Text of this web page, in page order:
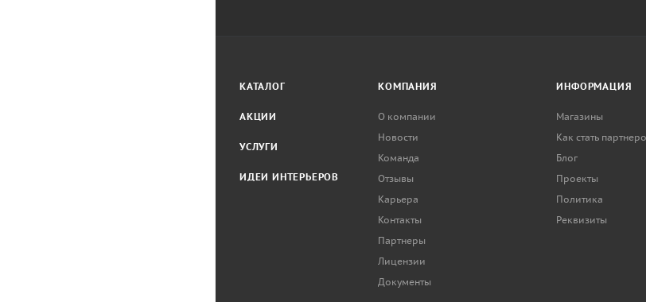
КАТАЛОГ
АКЦИИ
УСЛУГИ
ИДЕИ ИНТЕРЬЕРОВ
КОМПАНИЯ
О компании
Новости
Команда
Отзывы
Карьера
Контакты
Партнеры
Лицензии
Документы
ИНФОРМАЦИЯ
Магазины
Как стать
Блог
Проекты
Политика
Реквизиты